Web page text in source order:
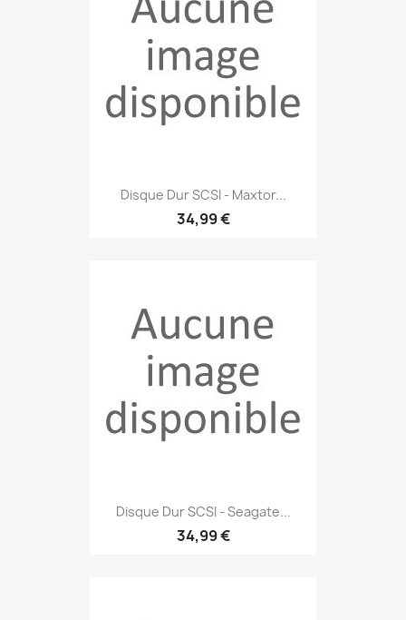
Disque Dur SCSI - Maxtor...
34,99 €
Disque Dur SCSI - Seagate...
34,99 €